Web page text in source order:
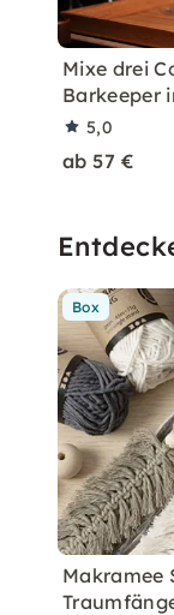
Mixe drei
Barkeeper
5,0
ab 57 €
Box
Makramee